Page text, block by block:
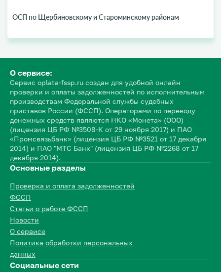
ОСП по Щербиновскому и Староминскому районам
О сервисе:
Сервис oplata-fssp.ru создан для удобной онлайн
проверки и оплаты задолженностей по исполнительным
производствам Федеральной службы судебных
приставов России (ФССП). Операторами по переводу
денежных средств являются НКО «Монета» (ООО)
(лицензия ЦБ РФ №3508-К от 29 ноября 2017) и ПАО
«Промсвязьбанк» (лицензия ЦБ РФ №3521 от 17 декабря
2014) и ПАО "МТС Банк" (лицензия ЦБ РФ №2268 от 17
декабря 2014).
Основные разделы
Проверка и оплата задолженностей
ФССП
Статьи о работе ФССП
Новости
О сервисе
Политика обработки персональных
данных
Социальные сети